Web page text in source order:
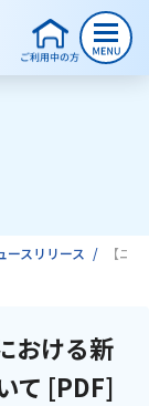
ースリリース 【ニ
おける新
て [PDF]